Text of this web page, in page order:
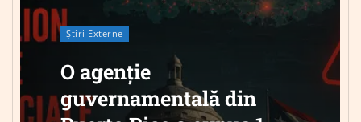
Știri Externe
O agenție
guvernamentală din